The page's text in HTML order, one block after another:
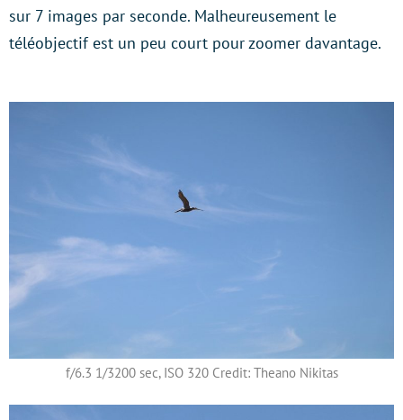
sur 7 images par seconde. Malheureusement le
téléobjectif est un peu court pour zoomer davantage.
f/6.3 1/3200 sec, ISO 320 Credit: Theano Nikitas